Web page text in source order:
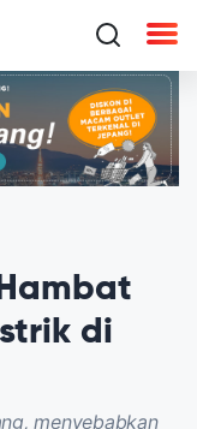
di
menyebabkan